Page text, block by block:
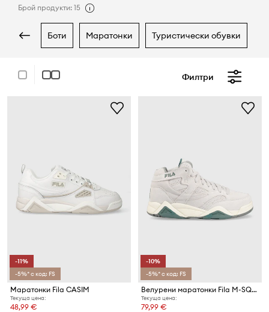
Брой продукти: 15
боти маратонки туристически обувки
Филтри
-11%
-5%* с код: FS
Маратонки Fila CASIM
Текуща цена:
48,99 €
-10%
-5%* с код: FS
Велурени маратонки Fila M-SQUAD
Текуща цена:
79,99 €